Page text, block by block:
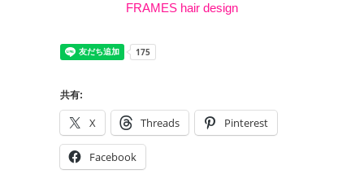
FRAMES hair design
共有:
X Threads Pinterest
Facebook